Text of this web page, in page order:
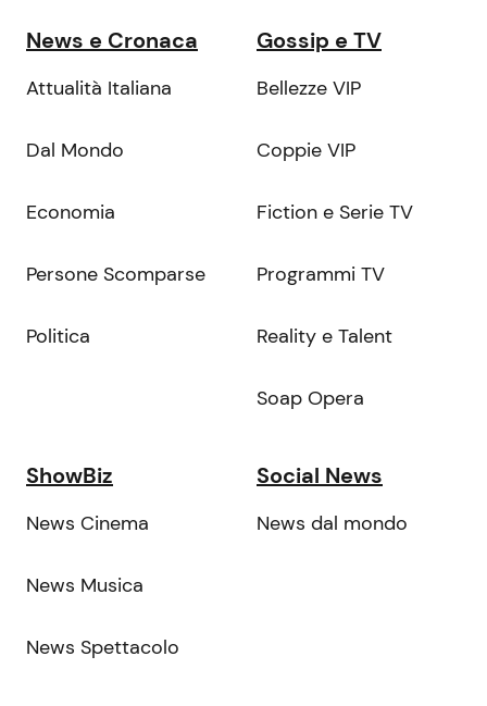
News e Cronaca
Attualità Italiana
Dal Mondo
Economia
Persone Scomparse
Politica
Gossip e TV
Bellezze VIP
Coppie VIP
Fiction e Serie TV
Programmi TV
Reality e Talent
Soap Opera
ShowBiz
News Cinema
News Musica
News Spettacolo
Social News
News dal mondo